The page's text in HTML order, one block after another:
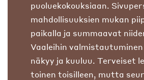
puoluekokouksiaan.
mahdollisuuksien mukan
paikalla ja summaavat
Vaaleihin
näkyy ja kuuluu. Terveiset
toinen toisilleen, mutta